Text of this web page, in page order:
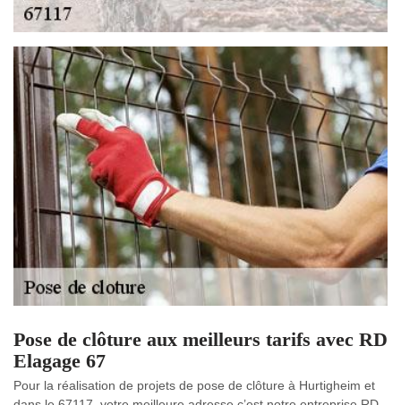
Pose de clôture aux meilleurs tarifs avec RD
Elagage 67
Pour la réalisation de projets de pose de clôture à Hurtigheim et